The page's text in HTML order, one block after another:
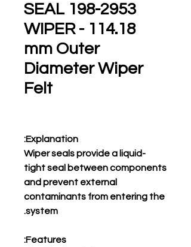
198-2953 SEAL
WIPER - 114.18
mm Outer
Diameter Wiper
Felt
Explanation:
Wiper seals provide a liquid-
tight seal between components
and prevent external
contaminants from entering the
system.
Features: